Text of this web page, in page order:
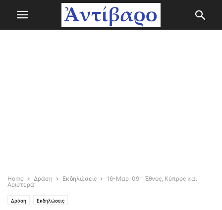
Home Δράση Εκδηλώσεις
16-Μαρ-09: "Έθνος, Κύπρος και
Αριστερά"
Δράση Εκδηλώσεις